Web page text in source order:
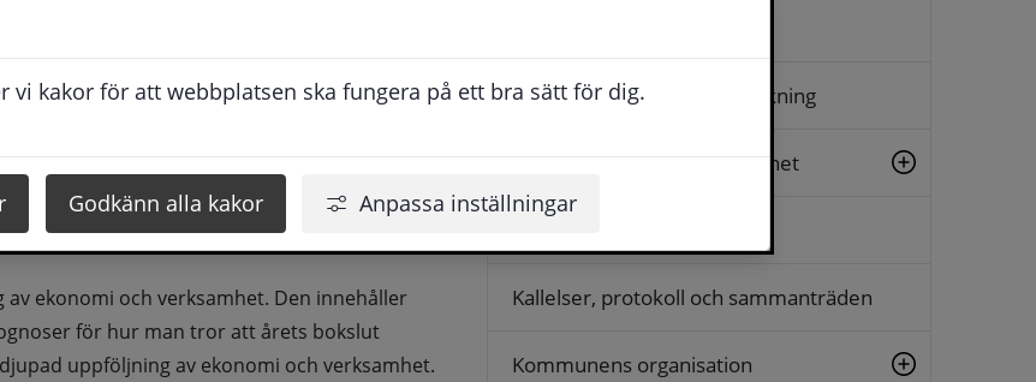
vi kakor för att webbplatsen ska fungera på ett bra sätt för dig.
Godkänn alla kakor Anpassa inställningar
mejl:
ekonomiavdelningen@solleftea.se
ekonomi och verksamhet. Den innehåller
för hur man tror att årets bokslut
uppföljning av ekonomi och verksamhet.
Arkiv, diarium och släktforskning
Beslut, insyn och rättssäkerhet
Kallelser, protokoll och sammanträden
Kommunens organisation